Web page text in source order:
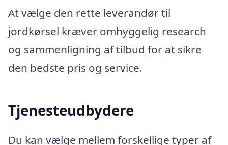
At vælge den rette leverandør til
jordkørsel kræver omhyggelig research
og sammenligning af tilbud for at sikre
den bedste pris og service.
Tjenesteudbydere
Du kan vælge mellem forskellige typer af